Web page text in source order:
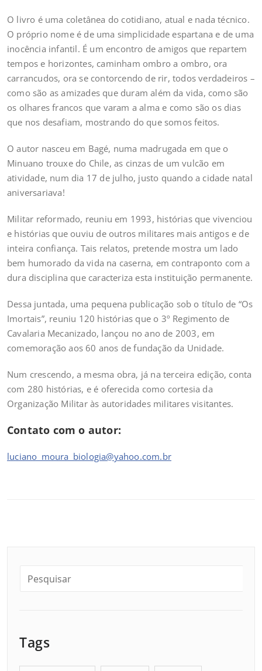
O livro é uma coletânea do cotidiano, atual e nada técnico.
O próprio nome é de uma simplicidade espartana e de uma
inocência infantil. É um encontro de amigos que repartem
tempos e horizontes, caminham ombro a ombro, ora
carrancudos, ora se contorcendo de rir, todos verdadeiros –
como são as amizades que duram além da vida, como são
os olhares francos que varam a alma e como são os dias
que nos desafiam, mostrando do que somos feitos.
O autor nasceu em Bagé, numa madrugada em que o
Minuano trouxe do Chile, as cinzas de um vulcão em
atividade, num dia 17 de julho, justo quando a cidade natal
aniversariava!
Militar reformado, reuniu em 1993, histórias que vivenciou
e histórias que ouviu de outros militares mais antigos e de
inteira confiança. Tais relatos, pretende mostra um lado
bem humorado da vida na caserna, em contraponto com a
dura disciplina que caracteriza esta instituição permanente.
Dessa juntada, uma pequena publicação sob o título de “Os
Imortais”, reuniu 120 histórias que o 3º Regimento de
Cavalaria Mecanizado, lançou no ano de 2003, em
comemoração aos 60 anos de fundação da Unidade.
Num crescendo, a mesma obra, já na terceira edição, conta
com 280 histórias, e é oferecida como cortesia da
Organização Militar às autoridades militares visitantes.
Contato com o autor:
luciano_moura_biologia@yahoo.com.br
Tags